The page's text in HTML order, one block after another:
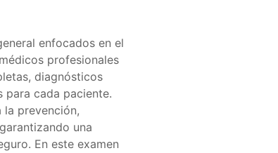
enfocados en el
profesionales
diagnósticos
cada paciente.
la prevención,
una
En este examen